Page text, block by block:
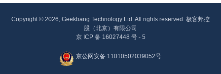
Copyright © 2026, Geekbang Technology Ltd. All rights reserved. 极客邦控
股（北京）有限公司
京 ICP 备 16027448 号 - 5
京公网安备 11010502039052号